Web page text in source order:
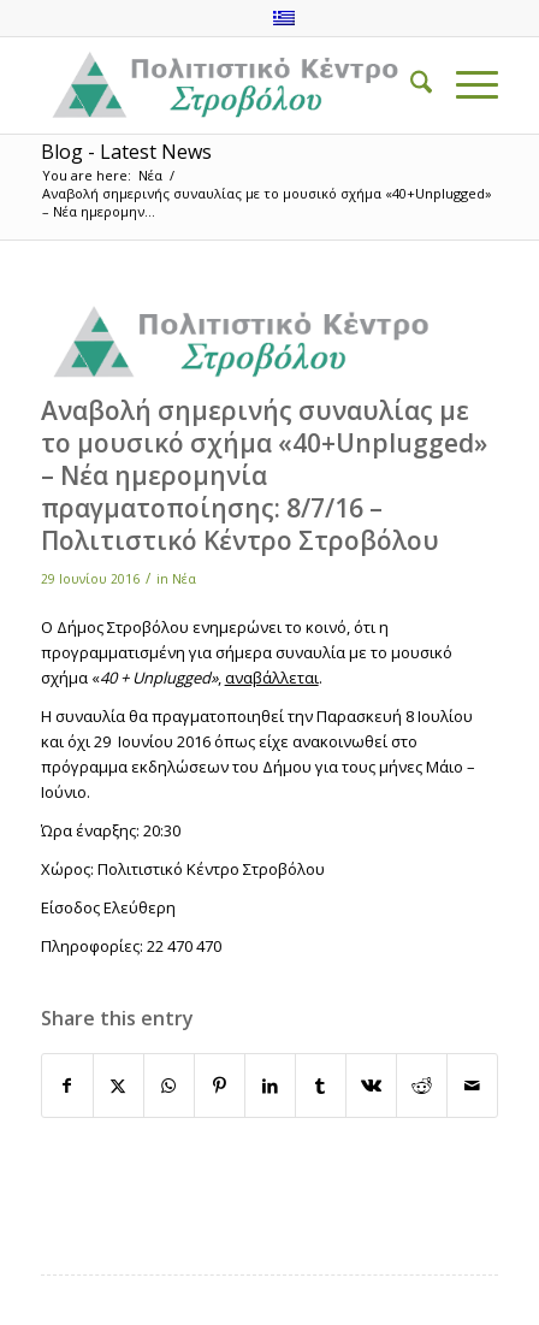
Blog - Latest News
You are here: Νέα /
Αναβολή σημερινής συναυλίας με το μουσικό σχήμα «40+Unplugged»
– Νέα ημερομην...
Αναβολή σημερινής συναυλίας με
το μουσικό σχήμα «40+Unplugged»
– Νέα ημερομηνία
πραγματοποίησης: 8/7/16 –
Πολιτιστικό Κέντρο Στροβόλου
29 Ιουνίου 2016 / in Νέα
Ο Δήμος Στροβόλου ενημερώνει το κοινό, ότι η
προγραμματισμένη για σήμερα συναυλία με το μουσικό
σχήμα «40 +Unplugged»,αναβάλλεται.
Η συναυλία θα πραγματοποιηθεί την Παρασκευή 8 Ιουλίου
και όχι 29 Ιουνίου 2016 όπως είχε ανακοινωθεί στο
πρόγραμμα εκδηλώσεων του Δήμου για τους μήνες Μάιο –
Ιούνιο.
Ώρα έναρξης: 20:30
Χώρος: Πολιτιστικό Κέντρο Στροβόλου
Είσοδος Ελεύθερη
Πληροφορίες: 22 470 470
Share this entry